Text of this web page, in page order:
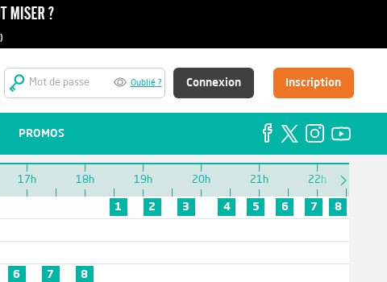
Oublié ? Connexion Inscription
PROMOS
17h 18h 19h 20h 21h 22h
1 2 3 4 5 6 7
8
6 7
8